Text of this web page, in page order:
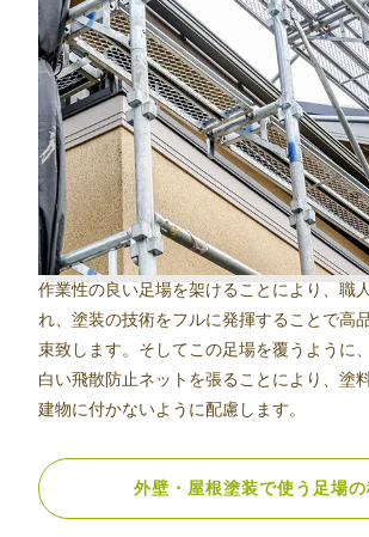
作業性の良い足場を架けることにより、職
れ、塗装の技術をフルに発揮することで高
束致します。そしてこの足場を覆うように
白い飛散防止ネットを張ることにより、塗
建物に付かないように配慮します。
外壁・屋根塗装で使う足場